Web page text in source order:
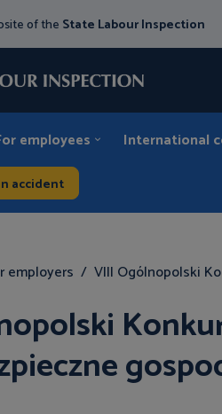
of the State Labour Inspection
employees International
accident
employers VIII Ogólnopolski